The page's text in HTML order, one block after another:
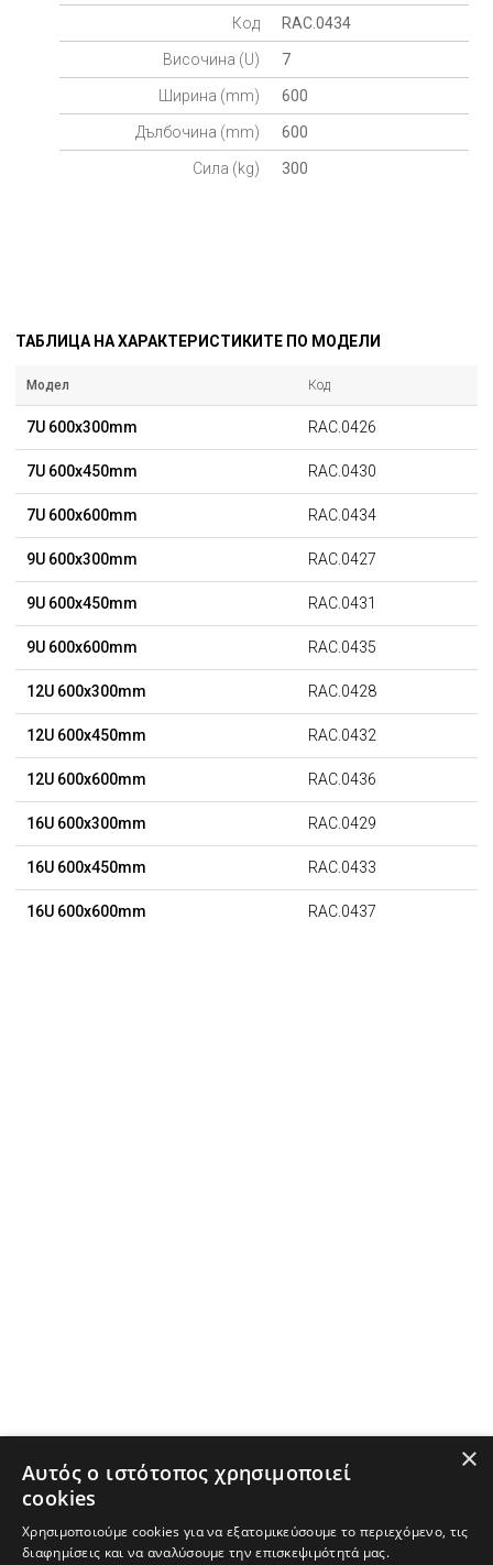
Код RAC.0434
Височина (U) 7
Ширина (mm) 600
Дълбочина (mm) 600
Сила (kg) 300
ТАБЛИЦА НА ХАРАКТЕРИСТИКИТЕ ПО МОДЕЛИ
Модел Код
7U 600x300mm RAC.0426
7U 600x450mm RAC.0430
7U 600x600mm RAC.0434
9U 600x300mm RAC.0427
9U 600x450mm RAC.0431
9U 600x600mm RAC.0435
12U 600x300mm RAC.0428
12U 600x450mm RAC.0432
12U 600x600mm RAC.0436
16U 600x300mm RAC.0429
16U 600x450mm RAC.0433
16U 600x600mm RAC.0437
×
Αυτός ο ιστότοπος χρησιμοποιεί
cookies
Χρησιμοποιούμε cookies για να εξατομικεύσουμε το περιεχόμενο, τις
διαφημίσεις και να αναλύσουμε την επισκεψιμότητά μας.